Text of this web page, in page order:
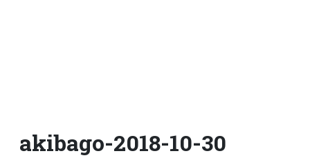
akibago-2018-10-30